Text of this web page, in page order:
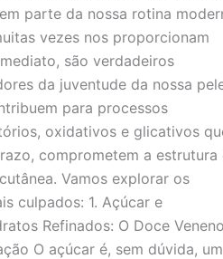
parte da nossa rotina
vezes nos proporcionam
são verdadeiros
da juventude da nossa
para processos
oxidativos e glicativos
comprometem a estrutura
Vamos explorar os
culpados: 1. Açúcar e
Refinados: O Doce Veneno
O açúcar é, sem dúvida, um